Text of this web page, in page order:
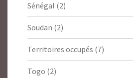
Sénégal (2)
Soudan (2)
Territoires occupés (7)
Togo (2)